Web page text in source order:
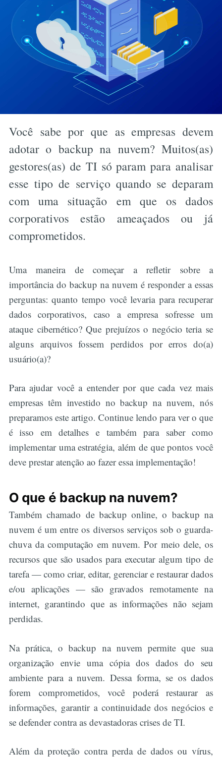
Você sabe por que as empresas devem
adotar o backup na nuvem? Muitos(as)
gestores(as) de TI só param para analisar
esse tipo de serviço quando se deparam
com uma situação em que os dados
corporativos estão ameaçados ou já
comprometidos.
Uma maneira de começar a refletir sobre a
importância do backup na nuvem é responder a essas
perguntas: quanto tempo você levaria para recuperar
dados corporativos, caso a empresa sofresse um
ataque cibernético? Que prejuízos o negócio teria se
alguns arquivos fossem perdidos por erros do(a)
usuário(a)?
Para ajudar você a entender por que cada vez mais
empresas têm investido no backup na nuvem, nós
preparamos este artigo. Continue lendo para ver o que
é isso em detalhes e também para saber como
implementar uma estratégia, além de que pontos você
deve prestar atenção ao fazer essa implementação!
O que é backup na nuvem?
Também chamado de backup online, o backup na
nuvem é um entre os diversos serviços sob o guarda-
chuva da computação em nuvem. Por meio dele, os
recursos que são usados para executar algum tipo de
tarefa — como criar, editar, gerenciar e restaurar dados
e/ou aplicações — são gravados remotamente na
internet, garantindo que as informações não sejam
perdidas.
Na prática, o backup na nuvem permite que sua
organização envie uma cópia dos dados do seu
ambiente para a nuvem. Dessa forma, se os dados
forem comprometidos, você poderá restaurar as
informações, garantir a continuidade dos negócios e
se defender contra as devastadoras crises de TI.
Além da proteção contra perda de dados ou vírus,